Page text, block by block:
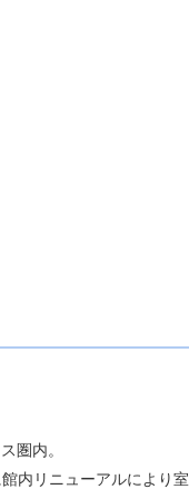
圏内。
内リニューアルにより